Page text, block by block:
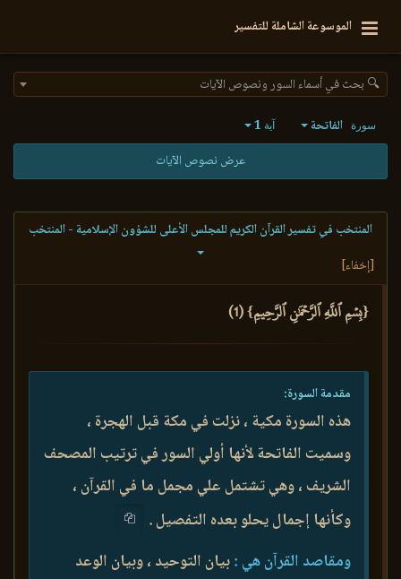
الموسوعة الشاملة للتفسير
🔍 بحث في أسماء السور ونصوص الآيات
سورة الفاتحة آية 1
عرض نصوص الآيات
المنتخب في تفسير القرآن الكريم للمجلس الأعلى للشؤون الإسلامية - المنتخب
[إخفاء]
{بِسۡمِ ٱللَّهِ ٱلرَّحۡمَٰنِ ٱلرَّحِيمِ} (1)
مقدمة السورة:
هذه السورة مكية ، نزلت في مكة قبل الهجرة ،
وسميت الفاتحة لأنها أولي السور في ترتيب المصحف
الشريف ، وهي تشتمل علي مجمل ما في القرآن ،
وكأنها إجمال يحلو بعده التفصيل .
ومقاصد القرآن هي :بيان التوحيد ، وبيان الوعد